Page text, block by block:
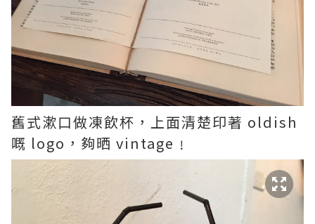
舊式漱口做凍飲杯，上面清楚印著 oldish
嘅 logo，夠晒 vintage﹗